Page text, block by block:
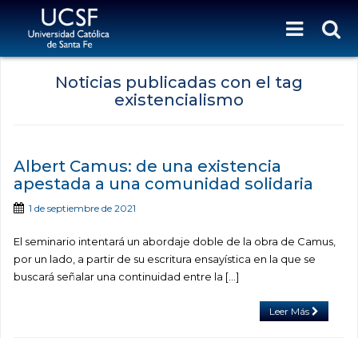
Noticias publicadas con el tag
existencialismo
Albert Camus: de una existencia
apestada a una comunidad solidaria
1 de septiembre de 2021
El seminario intentará un abordaje doble de la obra de Camus,
por un lado, a partir de su escritura ensayística en la que se
buscará señalar una continuidad entre la […]
Leer Más